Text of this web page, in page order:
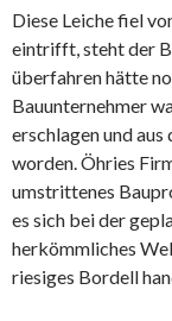
Diese Leiche fiel
eintrifft, steht der
überfahren hätte
Bauunternehmer
erschlagen und
worden. Öhries
umstrittenes
es sich bei der
herkömmliches
riesiges Bordell